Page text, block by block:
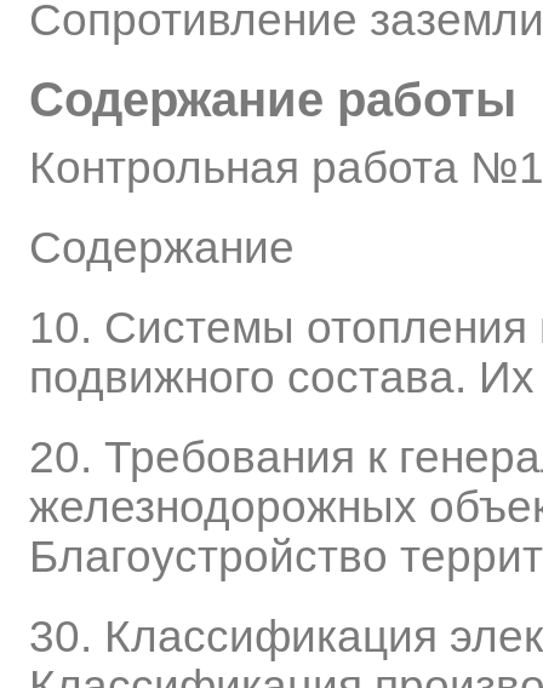
Сопротивление
Содержание работы
Контрольная работа №1
Содержание
10. Системы
подвижного состава.
20. Требования к
железнодорожных
Благоустройство
30. Классификация